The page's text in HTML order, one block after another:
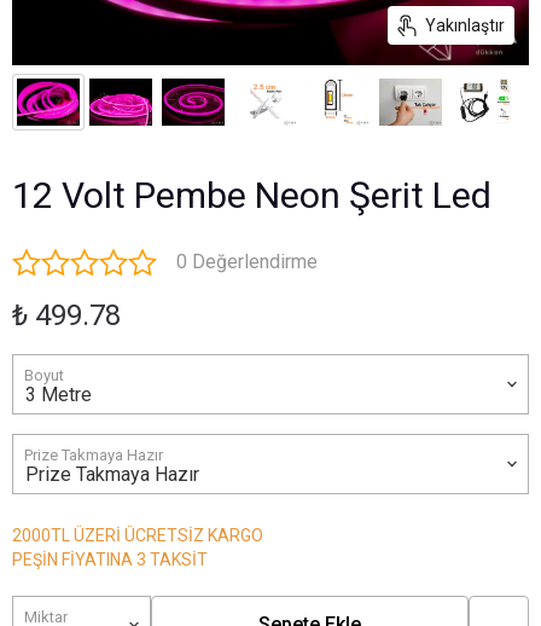
Yakınlaştır
12 Volt Pembe Neon Şerit Led
0 Değerlendirme
₺ 499.78
Boyut
Prize Takmaya Hazır
2000TL ÜZERİ ÜCRETSİZ KARGO
PEŞİN FİYATINA 3 TAKSİT
Miktar